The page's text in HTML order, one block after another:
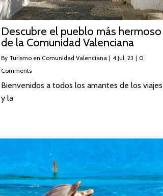
Descubre el pueblo más hermoso
de la Comunidad Valenciana
By Turismo en Comunidad Valenciana | 4 Jul, 23 | 0
Comments
Bienvenidos a todos los amantes de los viajes
y la